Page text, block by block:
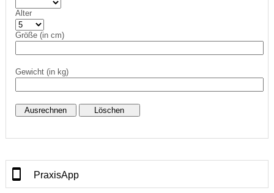
Alter
Größe (in cm)
Gewicht (in kg)
PraxisApp